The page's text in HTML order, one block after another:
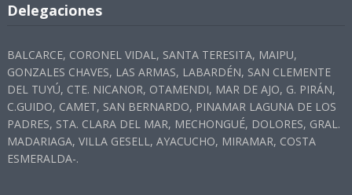
Delegaciones
BALCARCE, CORONEL VIDAL, SANTA TERESITA, MAIPU,
GONZALES CHAVES, LAS ARMAS, LABARDÉN, SAN CLEMENTE
DEL TUYÚ, CTE. NICANOR, OTAMENDI, MAR DE AJO, G. PIRÁN,
C.GUIDO, CAMET, SAN BERNARDO, PINAMAR LAGUNA DE LOS
PADRES, STA. CLARA DEL MAR, MECHONGUÉ, DOLORES, GRAL.
MADARIAGA, VILLA GESELL, AYACUCHO, MIRAMAR, COSTA
ESMERALDA-.